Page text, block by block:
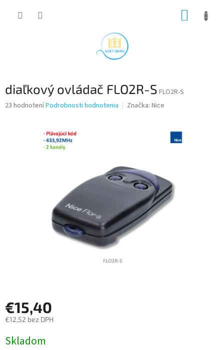
diaľkový ovládač FLO2R-S FLO2R-S
Priemerné
23 hodnoteníPodrobnosti hodnotenia Značka: Nice
€15,40
€12,52 bez DPH
cena:
Skladom